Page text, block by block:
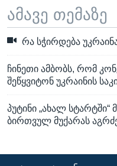
ამავე თემაზე
რა სჭირდება
ჩინეთი ამბობს, რომ
შეწყვიტონ უკრაინის
პუტინი „ახალ
ბირთვულ მუქარას